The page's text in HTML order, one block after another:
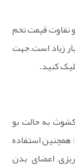
تفاوت قیمت تخم
زیاد است.جهت
کنید.
به حالت بو
همچنین استفاده
اعضای بدن